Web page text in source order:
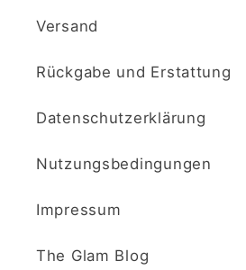
Versand
Rückgabe und Erstattung
Datenschutzerklärung
Nutzungsbedingungen
Impressum
The Glam Blog